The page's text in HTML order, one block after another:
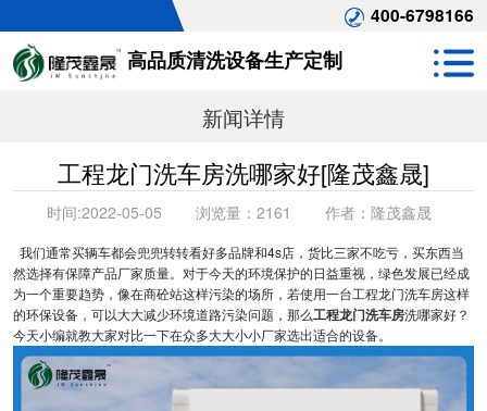
400-6798166
高品质清洗设备生产定制
新闻详情
工程龙门洗车房洗哪家好[隆茂鑫晟]
时间:2022-05-05 浏览量： 2161 作者： 隆茂鑫晟
我们通常买辆车都会兜兜转转看好多品牌和4s店，货比三家不吃亏，买东西当
然选择有保障产品厂家质量。对于今天的环境保护的日益重视，绿色发展已经成
为一个重要趋势，像在商砼站这样污染的场所，若使用一台工程龙门洗车房这样
的环保设备，可以大大减少环境道路污染问题，那么工程龙门洗车房洗哪家好？
今天小编就教大家对比一下在众多大大小小厂家选出适合的设备。